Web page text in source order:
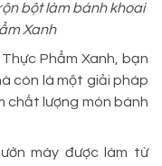
bột làm bánh khoai
Xanh
Phẩm Xanh, bạn
còn là một giải pháp
chất lượng món bánh
máy được làm từ